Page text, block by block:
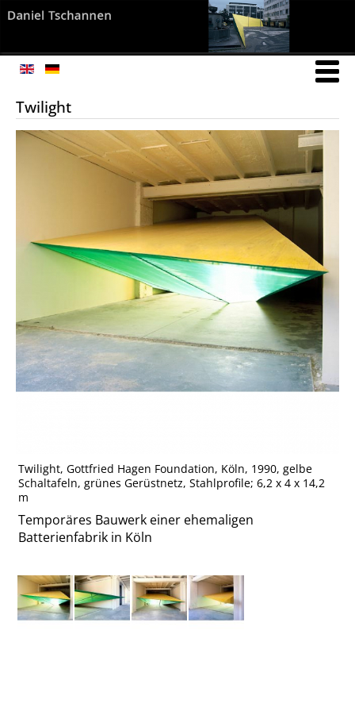
Twilight
Twilight, Gottfried Hagen Foundation, Köln, 1990, gelbe
Schaltafeln, grünes Gerüstnetz, Stahlprofile; 6,2 x 4 x 14,2
m
Temporäres Bauwerk einer ehemaligen
Batterienfabrik in Köln